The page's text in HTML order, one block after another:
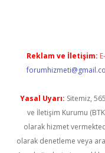
Reklam ve İletişim:
Yasal Uyarı: Sitemiz,
ve İletişim Kurumu
olarak hizmet
olarak denetleme veya